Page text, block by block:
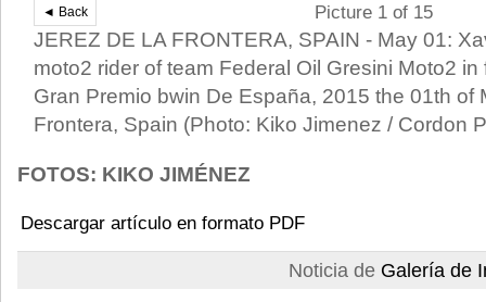
◄ Back Picture 1 of 15
JEREZ DE LA FRONTERA, SPAIN - May 01:
moto2 rider of team Federal Oil Gresini Moto2
Gran Premio bwin De España, 2015 the 01th of
Frontera, Spain (Photo: Kiko Jimenez / Cordon
FOTOS: KIKO JIMÉNEZ
Descargar artículo en formato PDF
Noticia de Galería de